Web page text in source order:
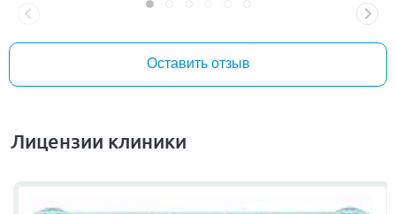
только ей. И всем рекомендую этого доктора от Бога! Ольге
Евгеньевне Куликовой крепкого здоровья и благополучия! С
праздником, днем медицинского работника!!!
Оставить отзыв
Лицензии клиники